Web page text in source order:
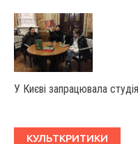
У Києві запрацювала
КУЛЬТКРИТИКИ